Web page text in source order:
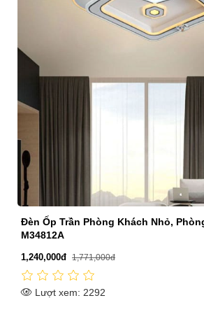
Đèn Ốp Trần Phòng Khách Nhỏ,
M34812A
1,240,000đ 1,771,000đ
Lượt xem: 2292